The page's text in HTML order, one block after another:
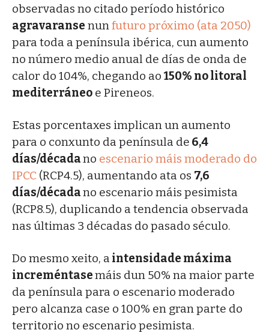
observadas no citado período histórico
agravaranse nunfuturo próximo (ata 2050)
para toda a península ibérica, cun aumento
no número medio anual de días de onda de
calor do 104%, chegando ao150% no litoral
mediterráneo e Pireneos.
Estas porcentaxes implican un aumento
para o conxunto da península de 6,4
días/décadano escenario máis moderado do
IPCC (RCP4.5), aumentando ata os 7,6
días/décadano escenario máis pesimista
(RCP8.5), duplicando a tendencia observada
nas últimas 3 décadas do pasado século.
Do mesmo xeito, a intensidade máxima
increméntasemáis dun 50% na maior parte
da península para o escenario moderado
pero alcanza case o 100% en gran parte do
territorio no escenario pesimista.